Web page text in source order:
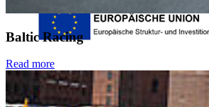
Baltic Racing
Read more